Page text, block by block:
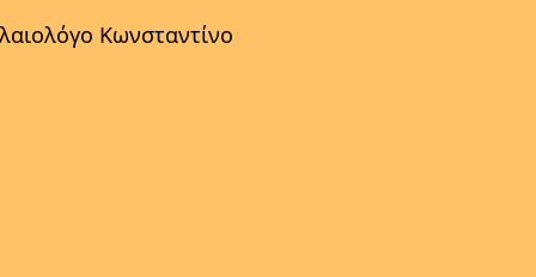
Κωνσταντίνο